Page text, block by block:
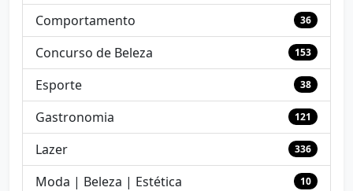
Comportamento 36
Concurso de Beleza 153
Esporte 38
Gastronomia 121
Lazer 336
Moda | Beleza | Estética 10